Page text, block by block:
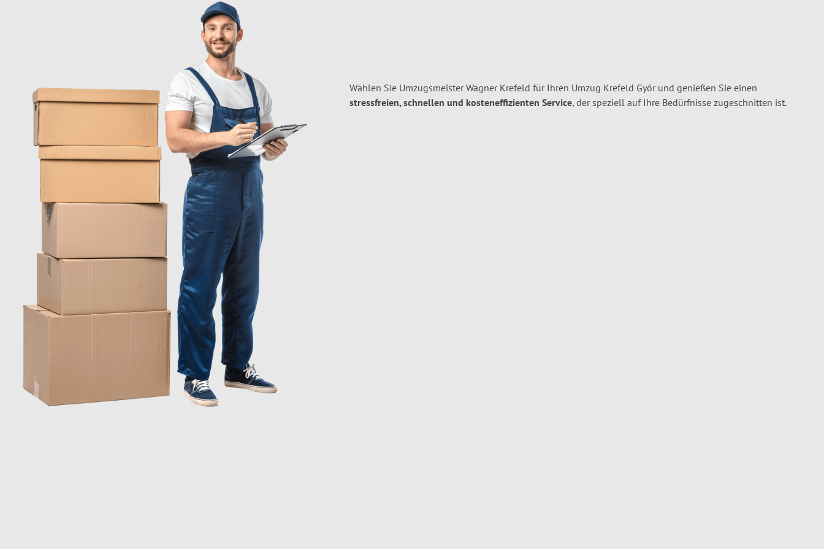
Wählen Sie Umzugsmeister Wagner Krefeld für Ihren Umzug Krefeld Győr und genießen Sie einen
stressfreien, schnellen und kosteneffizienten Service, der speziell auf Ihre Bedürfnisse zugeschnitten ist.